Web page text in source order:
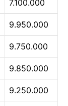
7.100.000
9.950.000
9.750.000
9.850.000
9.250.000